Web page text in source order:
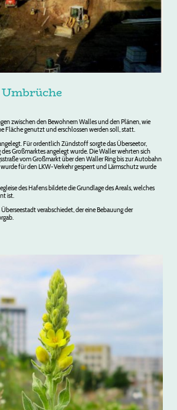
Umbrüche
zwischen den Bewohnern Walles und den Plänen, wie
Fläche genutzt und erschlossen werden soll, statt.
Für ordentlich Zündstoff sorgte das Überseetor,
Großmarktes angelegt wurde. Die Waller wehrten sich
vom Großmarkt über den Waller Ring bis zur Autobahn
für den LKW-Verkehr gesperrt und Lärmschutz wurde
des Hafens bildete die Grundlage des Areals, welches
ist.
verabschiedet, der eine Bebauung der